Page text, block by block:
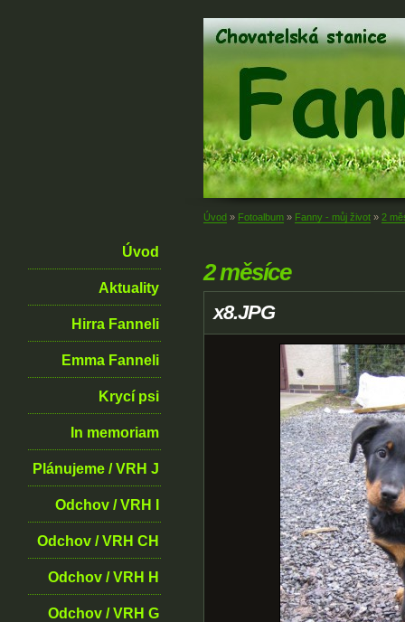
Úvod
Aktuality
Hirra Fanneli
Emma Fanneli
Krycí psi
In memoriam
Plánujeme / VRH J
Odchov / VRH I
Odchov / VRH CH
Odchov / VRH H
Odchov / VRH G
Úvod » Fotoalbum » Fanny - můj život » 2
2 měsíce
x8.JPG